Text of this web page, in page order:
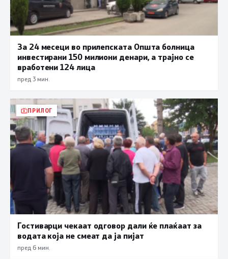
За 24 месеци во прилепската Општа болница
инвестирани 150 милиони денари, а трајно се
вработени 124 лица
пред 3 мин.
ПРИЛОГ
Гостиварци чекаат одговор дали ќе плаќаат за
водата која не смеат да ја пијат
пред 6 мин.